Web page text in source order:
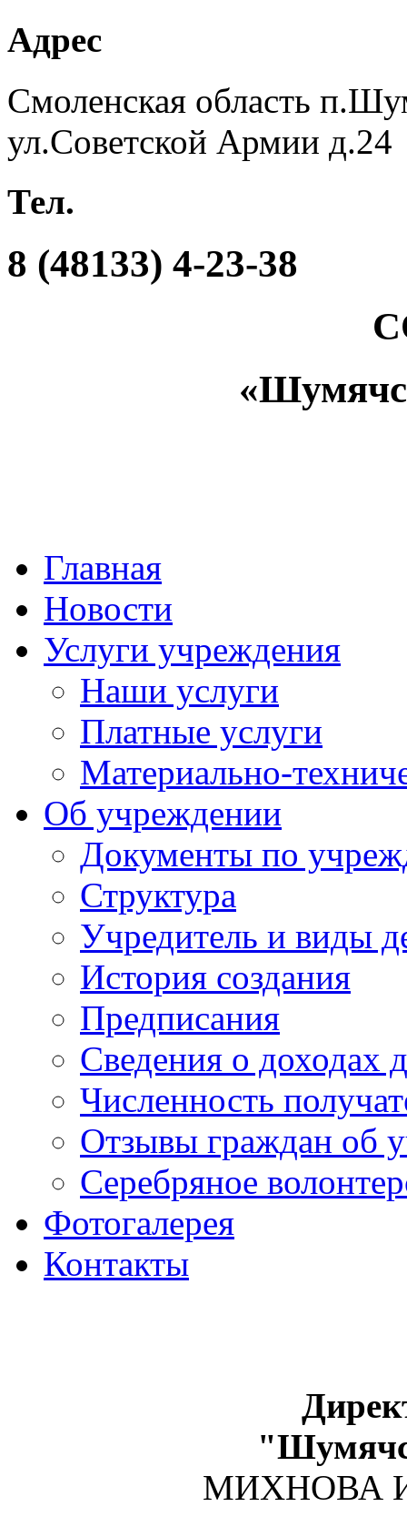
Адрес
Смоленская область
ул.Советской Армии д.24
Тел.
8 (48133) 4-23-38
Главная
Новости
Услуги учреждения
Наши услуги
Платные услуги
Материально-
Об учреждении
Документы по
Структура
Учредитель и виды
История создания
Предписания
Сведения о доходах
Численность
Отзывы граждан об
Серебряное
Фотогалерея
Контакты
МИХНОВА